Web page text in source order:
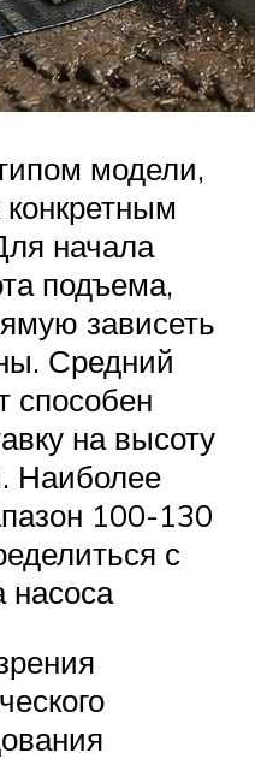
модели,
конкретным
начала
подъема,
зависеть
Средний
способен
на высоту
Наиболее
100-130
с
насоса